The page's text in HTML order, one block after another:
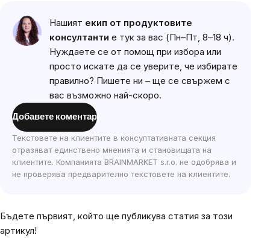
Нашият екип от продуктовите
консултанти е тук за вас (Пн–Пт, 8–18 ч).
Нуждаете се от помощ при избора или
просто искате да се уверите, че избирате
правилно? Пишете ни – ще се свържем с
вас възможно най-скоро.
Добавете коментар
Текстовете на клиентите в консултативната секция
отразяват единствено мненията и становищата на
клиентите. Компанията BRAINMARKET s.r.o. не одобрява и
не проверява предварително текстовете на клиентите.
Бъдете първият, който ще публикува статия за този
артикул!